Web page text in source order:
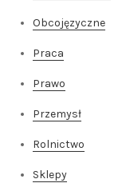
Obcojęzyczne
Praca
Prawo
Przemysł
Rolnictwo
Sklepy